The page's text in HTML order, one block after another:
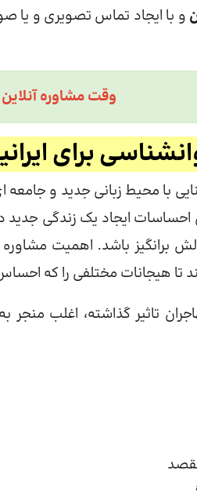
و با ایجاد تماس تصویری و یا
وقت مشاوره
برای
با محیط زبانی جدید و
احساسات ایجاد یک زندگی
برانگیز باشد. اهمیت
تا هیجانات مختلفی را که
تاثیر گذاشته، اغلب